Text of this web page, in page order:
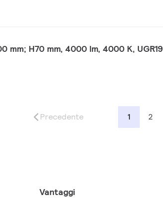
H70 mm, 4000 lm, 4000 K, UGR19
Precedente 1 2
Vantaggi